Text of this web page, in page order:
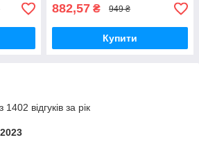
882,57 ₴ 949 ₴
Купити
відгуків за рік